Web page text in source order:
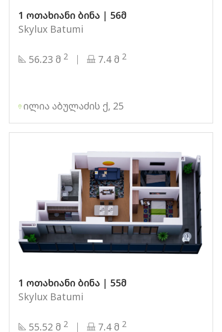
1 ოთახიანი ბინა | 56მ
Skylux Batumi
56.23 მ 2 7.4 მ 2
ილია აბულაძის ქ, 25
1 ოთახიანი ბინა | 55მ
Skylux Batumi
55.52 მ 2 7.4 მ 2